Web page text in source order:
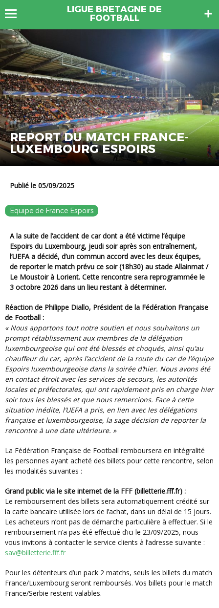
LIGUE BRETAGNE DE
FOOTBALL
REPORT DU MATCH FRANCE-
LUXEMBOURG ESPOIRS
Publié le 05/09/2025
Equipe de France Espoirs
A la suite de l’accident de car dont a été victime l’équipe
Espoirs du Luxembourg, jeudi soir après son entraînement,
l’UEFA a décidé, d’un commun accord avec les deux équipes,
de reporter le match prévu ce soir (18h30) au stade Allainmat /
Le Moustoir à Lorient. Cette rencontre sera reprogrammée le
3 octobre 2026 dans un lieu restant à déterminer.
Réaction de Philippe Diallo, Président de la Fédération Française
de Football :
« Nous apportons tout notre soutien et nous souhaitons un
prompt rétablissement aux membres de la délégation
luxembourgeoise qui ont été blessés et choqués, ainsi qu’au
chauffeur du car, après l’accident de la route du car de l’équipe
Espoirs luxembourgeoise dans la soirée d’hier. Nous avons été
en contact étroit avec les services de secours, les autorités
locales et préfectorales, qui ont rapidement pris en charge hier
soir tous les blessés et que nous remercions. Face à cette
situation inédite, l’UEFA a pris, en lien avec les délégations
française et luxembourgeoise, la sage décision de reporter la
rencontre à une date ultérieure. »
La Fédération Française de Football remboursera en intégralité
les personnes ayant acheté des billets pour cette rencontre, selon
les modalités suivantes :
Grand public via le site internet de la FFF (billetterie.fff.fr) :
Le remboursement des billets sera automatiquement crédité sur
la carte bancaire utilisée lors de l’achat, dans un délai de 15 jours.
Les acheteurs n’ont pas de démarche particulière à effectuer. Si le
remboursement n’a pas été effectué d’ici le 23/09/2025, nous
vous invitons à contacter le service clients à l’adresse suivante :
sav@billetterie.fff.fr
Pour les détenteurs d’un pack 2 matchs, seuls les billets du match
France/Luxembourg seront remboursés. Vos billets pour le match
France/Serbie restent valables.